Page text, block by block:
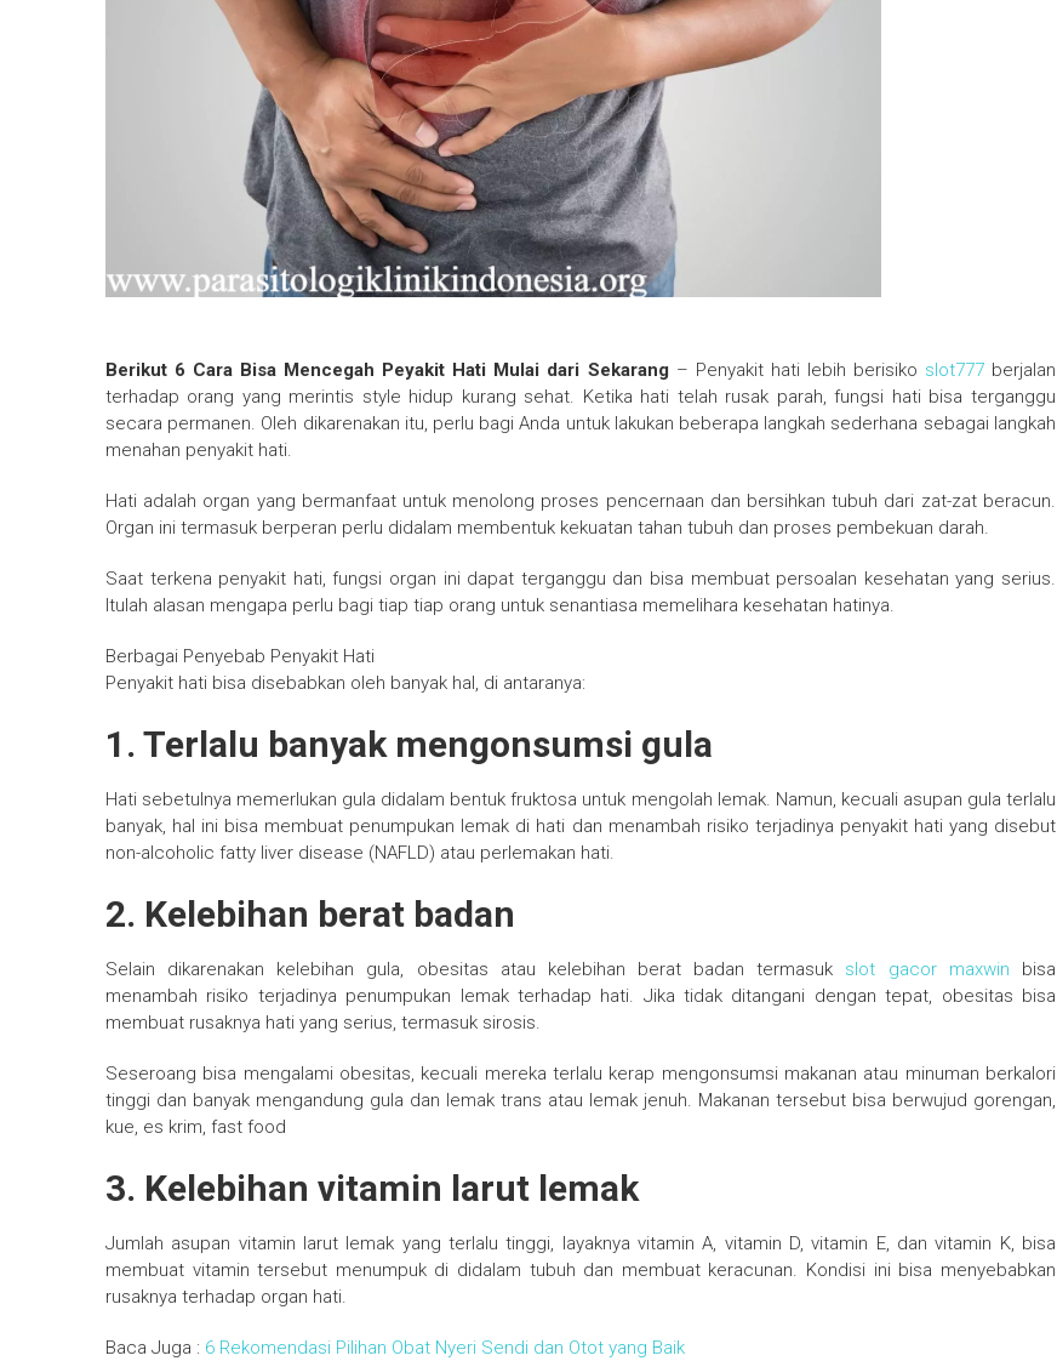
Berikut 6 Cara Bisa Mencegah Peyakit Hati Mulai dari Sekarang – Penyakit hati lebih berisiko slot777berjalan
terhadap orang yang merintis style hidup kurang sehat. Ketika hati telah rusak parah, fungsi hati bisa terganggu
secara permanen. Oleh dikarenakan itu, perlu bagi Anda untuk lakukan beberapa langkah sederhana sebagai langkah
menahan penyakit hati.
Hati adalah organ yang bermanfaat untuk menolong proses pencernaan dan bersihkan tubuh dari zat-zat beracun.
Organ ini termasuk berperan perlu didalam membentuk kekuatan tahan tubuh dan proses pembekuan darah.
Saat terkena penyakit hati, fungsi organ ini dapat terganggu dan bisa membuat persoalan kesehatan yang serius.
Itulah alasan mengapa perlu bagi tiap tiap orang untuk senantiasa memelihara kesehatan hatinya.
Berbagai Penyebab Penyakit Hati
Penyakit hati bisa disebabkan oleh banyak hal, di antaranya:
1. Terlalu banyak mengonsumsi gula
Hati sebetulnya memerlukan gula didalam bentuk fruktosa untuk mengolah lemak. Namun, kecuali asupan gula terlalu
banyak, hal ini bisa membuat penumpukan lemak di hati dan menambah risiko terjadinya penyakit hati yang disebut
non-alcoholic fatty liver disease (NAFLD) atau perlemakan hati.
2. Kelebihan berat badan
Selain dikarenakan kelebihan gula, obesitas atau kelebihan berat badan termasuk slot gacor maxwin bisa
menambah risiko terjadinya penumpukan lemak terhadap hati. Jika tidak ditangani dengan tepat, obesitas bisa
membuat rusaknya hati yang serius, termasuk sirosis.
Seseroang bisa mengalami obesitas, kecuali mereka terlalu kerap mengonsumsi makanan atau minuman berkalori
tinggi dan banyak mengandung gula dan lemak trans atau lemak jenuh. Makanan tersebut bisa berwujud gorengan,
kue, es krim, fast food
3. Kelebihan vitamin larut lemak
Jumlah asupan vitamin larut lemak yang terlalu tinggi, layaknya vitamin A, vitamin D, vitamin E, dan vitamin K, bisa
membuat vitamin tersebut menumpuk di didalam tubuh dan membuat keracunan. Kondisi ini bisa menyebabkan
rusaknya terhadap organ hati.
Baca Juga : 6 Rekomendasi Pilihan Obat Nyeri Sendi dan Otot yang Baik